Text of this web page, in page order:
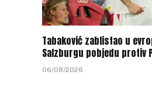
Tabaković zablistao u
Salzburgu pobjedu protiv
06/08/2026